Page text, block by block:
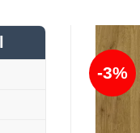
-3%